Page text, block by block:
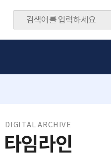
DIGITAL ARCHIVE
타임라인